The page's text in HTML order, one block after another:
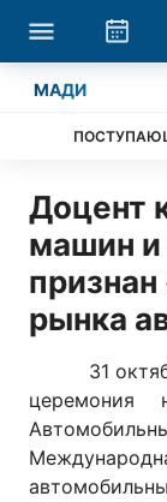
МАДИ
Доцент
машин и
рынка
31
церемония